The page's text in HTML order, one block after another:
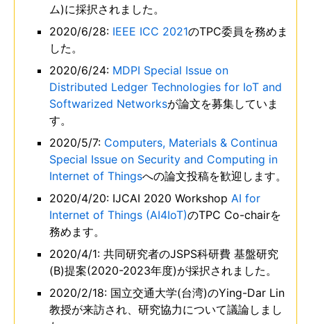
ム)に採択されました。
2020/6/28: IEEE ICC 2021のTPC委員を務めま
した。
2020/6/24: MDPI Special Issue on
Distributed Ledger Technologies for IoT and
Softwarized Networksが論文を募集していま
す。
2020/5/7: Computers, Materials & Continua
Special Issue on Security and Computing in
Internet of Thingsへの論文投稿を歓迎します。
2020/4/20: IJCAI 2020 Workshop AI for
Internet of Things (AI4IoT)のTPC Co-chairを
務めます。
2020/4/1: 共同研究者のJSPS科研費 基盤研究
(B)提案(2020-2023年度)が採択されました。
2020/2/18: 国立交通大学(台湾)のYing-Dar Lin
教授が来訪され、研究協力について議論しまし